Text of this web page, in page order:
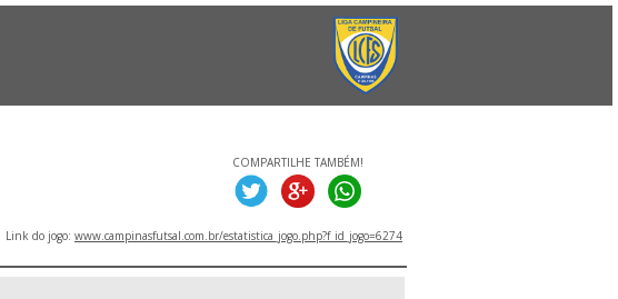
COMPARTILHE TAMBÉM!
Link do jogo: www.campinasfutsal.com.br/estatistica_jogo.php?f_id_jogo=6274